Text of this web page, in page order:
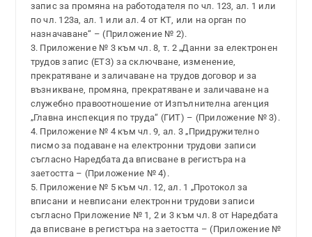
запис за промяна на работодателя по чл. 123, ал. 1 или
по чл. 123а, ал. 1 или ал. 4 от КТ, или на орган по
назначаване“ – (Приложение № 2).
3. Приложение № 3 към чл. 8, т. 2 „Данни за електронен
трудов запис (ЕТЗ) за сключване, изменение,
прекратяване и заличаване на трудов договор и за
възникване, промяна, прекратяване и заличаване на
служебно правоотношение от Изпълнителна агенция
„Главна инспекция по труда“ (ГИТ) – (Приложение № 3).
4. Приложение № 4 към чл. 9, ал. 3 „Придружително
писмо за подаване на електронни трудови записи
съгласно Наредбата да вписване в регистъра на
заетостта – (Приложение № 4).
5. Приложение № 5 към чл. 12, ал. 1 „Протокол за
вписани и невписани електронни трудови записи
съгласно Приложение № 1, 2 и 3 към чл. 8 от Наредбата
да вписване в регистъра на заетостта – (Приложение №